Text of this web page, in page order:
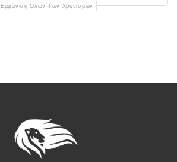
Εμφάνιση Όλων Των Χρονισμών